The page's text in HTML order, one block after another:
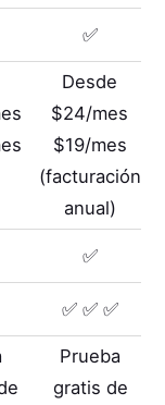
✅
Desde
$24/mes
$19/mes
(facturación
anual)
✅
✅ ✅ ✅
Prueba
gratis de